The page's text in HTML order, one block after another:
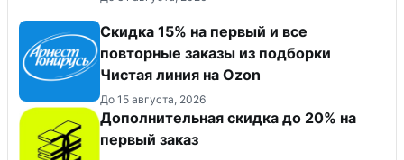
Скидка 15% на первый и все
повторные заказы из подборки
Чистая линия на Ozon
До 15 августа, 2026
Дополнительная скидка до 20% на
первый заказ